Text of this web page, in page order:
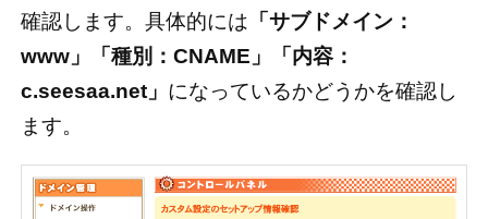
確認します。具体的には 「サブドメイン：
www」「種別：CNAME」「内容：
c.seesaa.net」 になっているかどうかを確認し
ます。